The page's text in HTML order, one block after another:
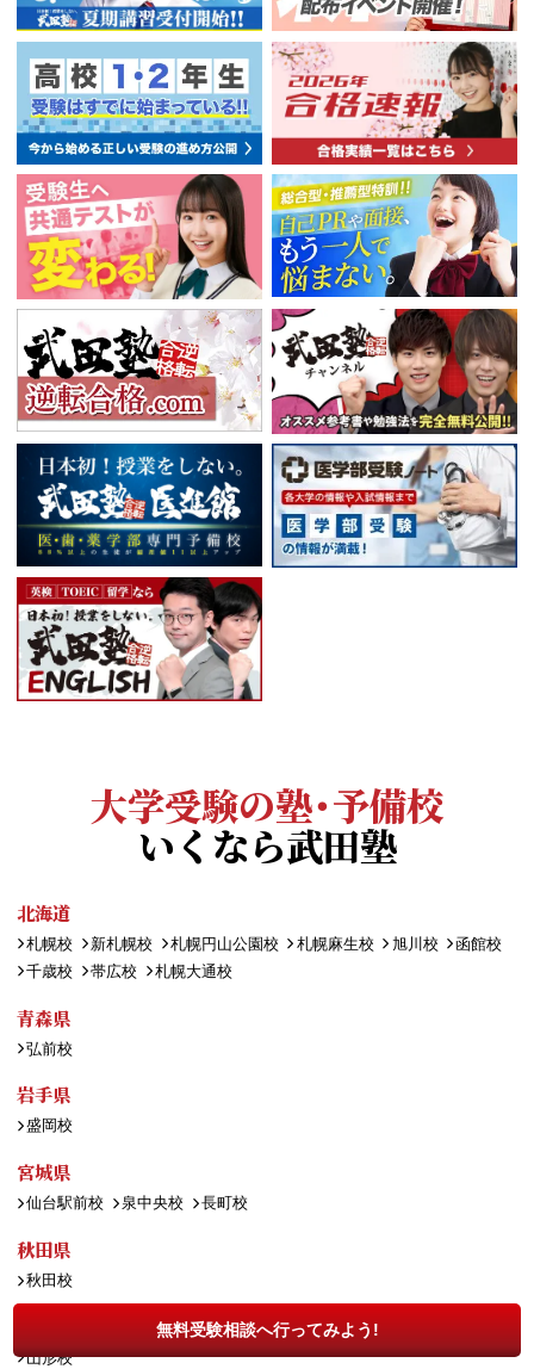
無料受験相談へ行ってみよう!
大学受験の塾・予備校
いくなら武田塾
北海道
札幌校 新札幌校 札幌円山公園校 札幌麻生校 旭川校
函館校
千歳校
帯広校 札幌大通校
青森県
弘前校
岩手県
盛岡校
宮城県
仙台駅前校 泉中央校 長町校
秋田県
秋田校
山形校